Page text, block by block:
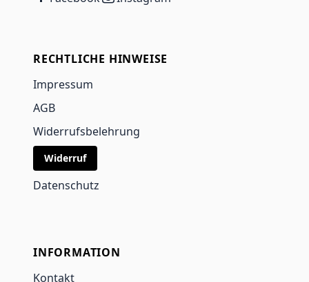
RECHTLICHE HINWEISE
Impressum
AGB
Widerrufsbelehrung
Widerruf
Datenschutz
INFORMATION
Kontakt